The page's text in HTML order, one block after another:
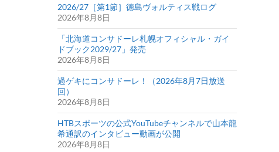
2026/27［第1節］徳島ヴォルティス戦ログ
2026年8月8日
「北海道コンサドーレ札幌オフィシャル・ガイ
ドブック2029/27」発売
2026年8月8日
過ゲキにコンサドーレ！（2026年8月7日放送
回）
2026年8月8日
HTBスポーツの公式YouTubeチャンネルで山本龍
希通訳のインタビュー動画が公開
2026年8月8日